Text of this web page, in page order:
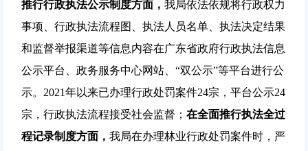
推行行政执法公示制度方面， 我局依法依规将行政权力
事项、行政执法流程图、执法人员名单、执法决定结果
和监督举报渠道等信息内容在广东省政府行政执法信息
公示平台、政务服务中心网站、“双公示”等平台进行公
示。2021年以来已办理行政处罚案件24宗，平台公示24
宗，行政执法流程接受社会监督； 在全面推行执法全过
程记录制度方面， 我局在办理林业行政处罚案件时，严